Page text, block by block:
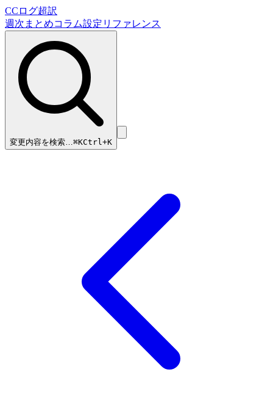
CCログ超訳
週次まとめコラム設定リファレンス
変更内容を検索…⌘KCtrl+K